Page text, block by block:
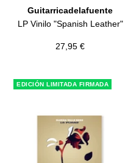
Guitarricadelafuente
LP Vinilo "Spanish Leather"
Precio
27,95 €
EDICIÓN LIMITADA FIRMADA